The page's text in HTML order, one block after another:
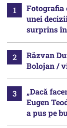
Fotografia
unei
surprins
Răzvan
Bolojan /
„Dacă
Eugen
a pus pe